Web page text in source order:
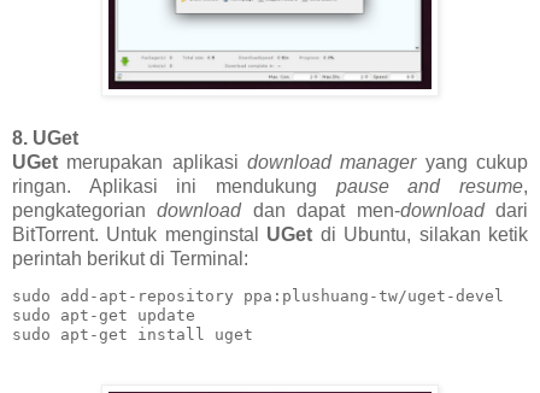
8. UGet
UGet merupakan aplikasidownload manageryang cukup
ringan. Aplikasi ini mendukung pause and resume,
pengkategoriandownloaddan dapat men-downloaddari
BitTorrent. Untuk menginstal UGet di Ubuntu, silakan ketik
perintah berikut di Terminal:
sudo add-apt-repository ppa:plushuang-tw/uget-devel
sudo apt-get update
sudo apt-get install uget